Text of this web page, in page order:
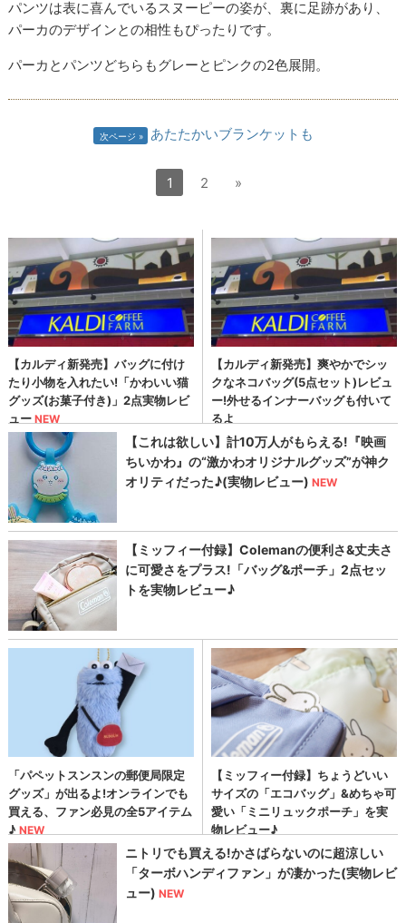
パンツは表に喜んでいるスヌーピーの姿が、裏に足跡があり、
パーカのデザインとの相性もぴったりです。
パーカとパンツどちらもグレーとピンクの2色展開。
次ページ あたたかいブランケットも
1 2 »